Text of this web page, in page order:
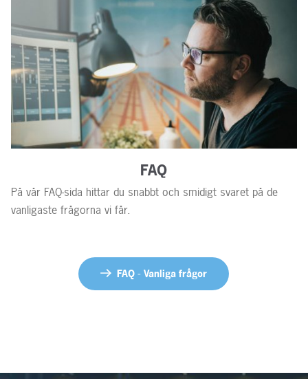
FAQ
På vår FAQ-sida hittar du snabbt och smidigt svaret på de
vanligaste frågorna vi får.
FAQ - Vanliga frågor